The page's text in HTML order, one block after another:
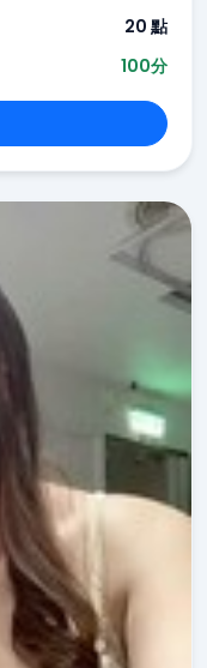
20 點
100分